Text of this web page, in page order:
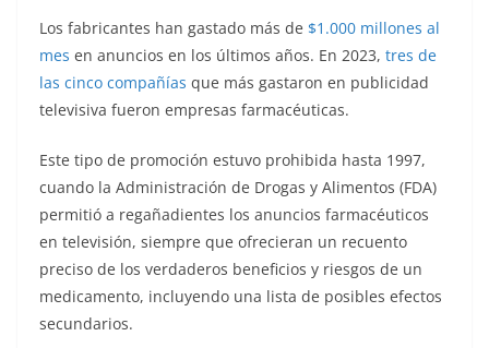
Los fabricantes han gastado más de $1.000 millones al
mes en anuncios en los últimos años. En 2023, tres de
las cinco compañías que más gastaron en publicidad
televisiva fueron empresas farmacéuticas.
Este tipo de promoción estuvo prohibida hasta 1997,
cuando la Administración de Drogas y Alimentos (FDA)
permitió a regañadientes los anuncios farmacéuticos
en televisión, siempre que ofrecieran un recuento
preciso de los verdaderos beneficios y riesgos de un
medicamento, incluyendo una lista de posibles efectos
secundarios.